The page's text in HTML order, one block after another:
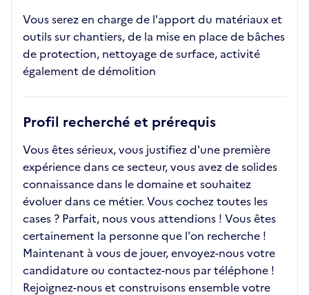
Vous serez en charge de l'apport du matériaux et
outils sur chantiers, de la mise en place de bâches
de protection, nettoyage de surface, activité
également de démolition
Profil recherché et prérequis
Vous êtes sérieux, vous justifiez d'une première
expérience dans ce secteur, vous avez de solides
connaissance dans le domaine et souhaitez
évoluer dans ce métier. Vous cochez toutes les
cases ? Parfait, nous vous attendions ! Vous êtes
certainement la personne que l'on recherche !
Maintenant à vous de jouer, envoyez-nous votre
candidature ou contactez-nous par téléphone !
Rejoignez-nous et construisons ensemble votre